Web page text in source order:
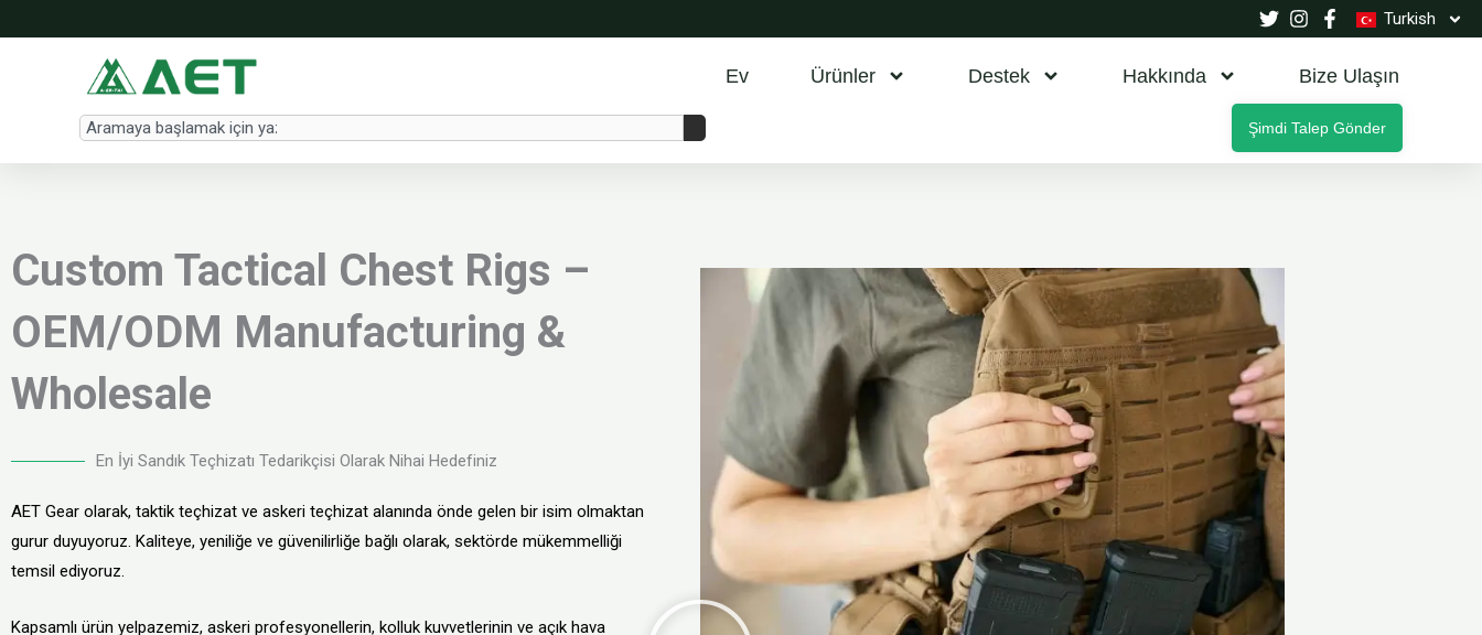
atla
Turkish
Ev Ürünler Destek Hakkında Bize Ulaşın
Search Şimdi Talep Gönder
Custom Tactical Chest Rigs –
OEM/ODM Manufacturing &
Wholesale
En İyi Sandık Teçhizatı Tedarikçisi Olarak Nihai Hedefiniz
AET Gear olarak, taktik teçhizat ve askeri teçhizat alanında önde gelen bir isim olmaktan
gurur duyuyoruz. Kaliteye, yeniliğe ve güvenilirliğe bağlı olarak, sektörde mükemmelliği
temsil ediyoruz.
Kapsamlı ürün yelpazemiz, askeri profesyonellerin, kolluk kuvvetlerinin ve açık hava